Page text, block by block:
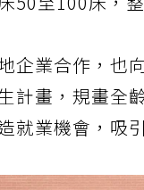
50至100床，
企業合作，也
計畫，規畫全
就業機會，吸